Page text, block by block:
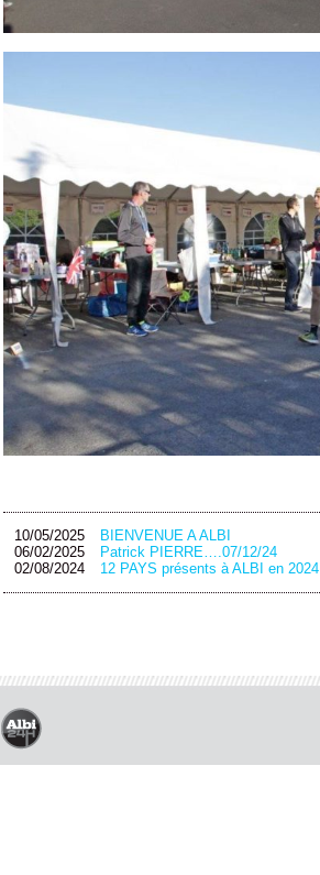
10/05/2025 BIENVENUE A ALBI
06/02/2025
Patrick PIERRE….07/12/24
02/08/2024
12 PAYS présents à ALBI en 2024